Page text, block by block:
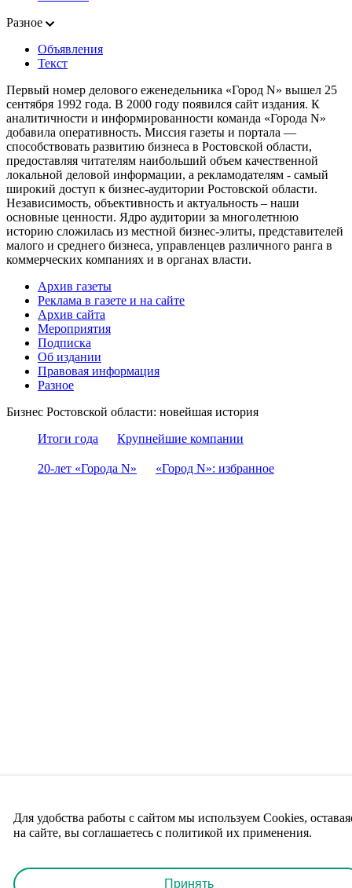
Разное
Объявления
Текст
Первый номер делового еженедельника «Город N» вышел 25
сентября 1992 года. В 2000 году появился сайт издания. К
аналитичности и информированности команда «Города N»
добавила оперативность. Миссия газеты и портала —
способствовать развитию бизнеса в Ростовской области,
предоставляя читателям наибольший объем качественной
локальной деловой информации, а рекламодателям - самый
широкий доступ к бизнес-аудитории Ростовской области.
Независимость, объективность и актуальность – наши
основные ценности. Ядро аудитории за многолетнюю
историю сложилась из местной бизнес-элиты, представителей
малого и среднего бизнеса, управленцев различного ранга в
коммерческих компаниях и в органах власти.
Архив газеты
Реклама в газете и на сайте
Архив сайта
Мероприятия
Подписка
Об издании
Правовая информация
Разное
Бизнес Ростовской области: новейшая история
Итоги года
Крупнейшие компании
20-лет «Города N» «Город N»: избранное
Для удобства работы с сайтом мы используем Cookies,
на сайте, вы соглашаетесь с политикой их применения.
Принять